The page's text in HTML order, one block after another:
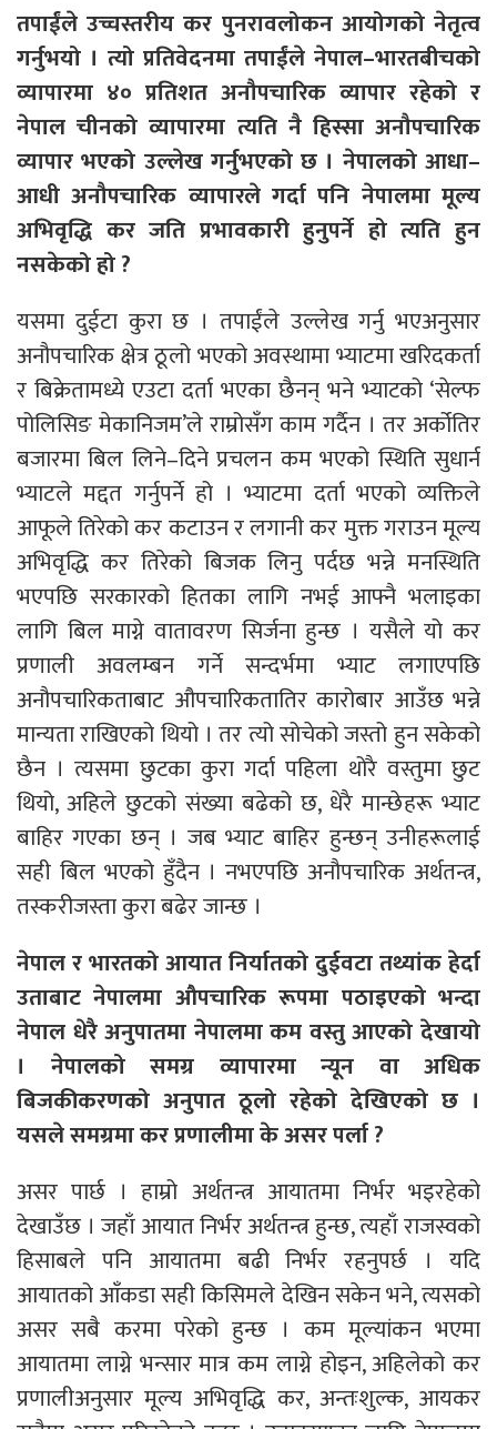
तपाईंले उच्चस्तरीय कर पुनरावलोकन आयोगको नेतृत्व
गर्नुभयो । त्यो प्रतिवेदनमा तपाईंले नेपाल–भारतबीचको
व्यापारमा ४० प्रतिशत अनौपचारिक व्यापार रहेको र
नेपाल चीनको व्यापारमा त्यति नै हिस्सा अनौपचारिक
व्यापार भएको उल्लेख गर्नुभएको छ । नेपालको आधा–
आधी अनौपचारिक व्यापारले गर्दा पनि नेपालमा मूल्य
अभिवृद्धि कर जति प्रभावकारी हुनुपर्ने हो त्यति हुन
नसकेको हो ?
यसमा दुईटा कुरा छ । तपाईंले उल्लेख गर्नु भएअनुसार
अनौपचारिक क्षेत्र ठूलो भएको अवस्थामा भ्याटमा खरिदकर्ता
र बिक्रेतामध्ये एउटा दर्ता भएका छैनन् भने भ्याटको ‘सेल्फ
पोलिसिङ मेकानिजम’ले राम्रोसँग काम गर्दैन । तर अर्कोतिर
बजारमा बिल लिने–दिने प्रचलन कम भएको स्थिति सुधार्न
भ्याटले मद्दत गर्नुपर्ने हो । भ्याटमा दर्ता भएको व्यक्तिले
आफूले तिरेको कर कटाउन र लगानी कर मुक्त गराउन मूल्य
अभिवृद्धि कर तिरेको बिजक लिनु पर्दछ भन्ने मनस्थिति
भएपछि सरकारको हितका लागि नभई आफ्नै भलाइका
लागि बिल माग्ने वातावरण सिर्जना हुन्छ । यसैले यो कर
प्रणाली अवलम्बन गर्ने सन्दर्भमा भ्याट लगाएपछि
अनौपचारिकताबाट औपचारिकतातिर कारोबार आउँछ भन्ने
मान्यता राखिएको थियो । तर त्यो सोचेको जस्तो हुन सकेको
छैन । त्यसमा छुटका कुरा गर्दा पहिला थोरै वस्तुमा छुट
थियो, अहिले छुटको संख्या बढेको छ, धेरै मान्छेहरू भ्याट
बाहिर गएका छन् । जब भ्याट बाहिर हुन्छन् उनीहरूलाई
सही बिल भएको हुँदैन । नभएपछि अनौपचारिक अर्थतन्त्र,
तस्करीजस्ता कुरा बढेर जान्छ ।
नेपाल र भारतको आयात निर्यातको दुईवटा तथ्यांक हेर्दा
उताबाट नेपालमा औपचारिक रूपमा पठाइएको भन्दा
नेपाल धेरै अनुपातमा नेपालमा कम वस्तु आएको देखायो
। नेपालको समग्र व्यापारमा न्यून वा अधिक
बिजकीकरणको अनुपात ठूलो रहेको देखिएको छ ।
यसले समग्रमा कर प्रणालीमा के असर पर्ला ?
असर पार्छ । हाम्रो अर्थतन्त्र आयातमा निर्भर भइरहेको
देखाउँछ । जहाँ आयात निर्भर अर्थतन्त्र हुन्छ, त्यहाँ राजस्वको
हिसाबले पनि आयातमा बढी निर्भर रहनुपर्छ । यदि
आयातको आँकडा सही किसिमले देखिन सकेन भने, त्यसको
असर सबै करमा परेको हुन्छ । कम मूल्यांकन भएमा
आयातमा लाग्ने भन्सार मात्र कम लाग्ने होइन, अहिलेको कर
प्रणालीअनुसार मूल्य अभिवृद्धि कर, अन्तःशुल्क, आयकर